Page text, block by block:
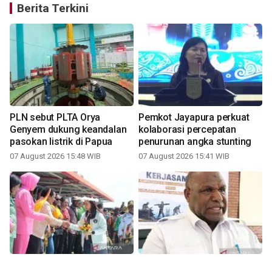
Berita Terkini
PLN sebut PLTA Orya
Genyem dukung keandalan
pasokan listrik di Papua
07 August 2026 15:48 WIB
Pemkot Jayapura perkuat
kolaborasi percepatan
penurunan angka stunting
07 August 2026 15:41 WIB